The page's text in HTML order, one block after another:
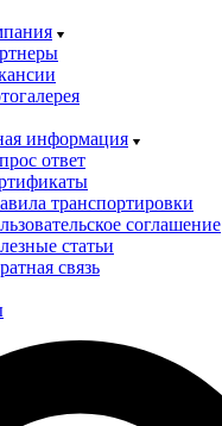
информация
ответ
транспортировки
соглашение
статьи
связь